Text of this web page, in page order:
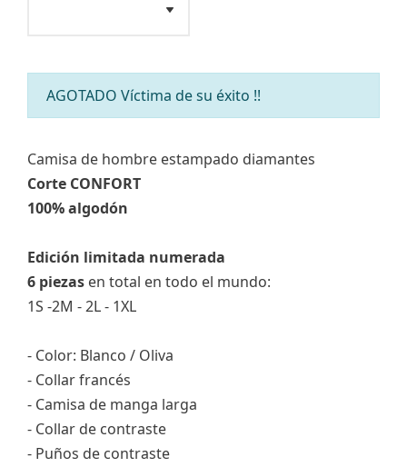
AGOTADO Víctima de su éxito !!
Camisa de hombre estampado diamantes
Corte CONFORT
100% algodón
Edición limitada numerada
6 piezas en total en todo el mundo:
1S -2M - 2L - 1XL
- Color: Blanco / Oliva
- Collar francés
- Camisa de manga larga
- Collar de contraste
- Puños de contraste